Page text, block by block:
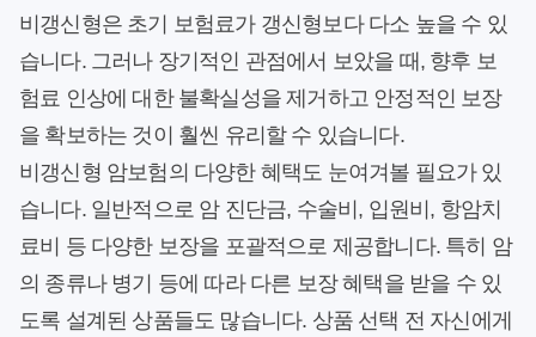
비갱신형은 초기 보험료가 갱신형보다 다소 높을 수 있
습니다. 그러나 장기적인 관점에서 보았을 때, 향후 보
험료 인상에 대한 불확실성을 제거하고 안정적인 보장
을 확보하는 것이 훨씬 유리할 수 있습니다.
비갱신형 암보험의 다양한 혜택도 눈여겨볼 필요가 있
습니다. 일반적으로 암 진단금, 수술비, 입원비, 항암치
료비 등 다양한 보장을 포괄적으로 제공합니다. 특히 암
의 종류나 병기 등에 따라 다른 보장 혜택을 받을 수 있
도록 설계된 상품들도 많습니다. 상품 선택 전 자신에게